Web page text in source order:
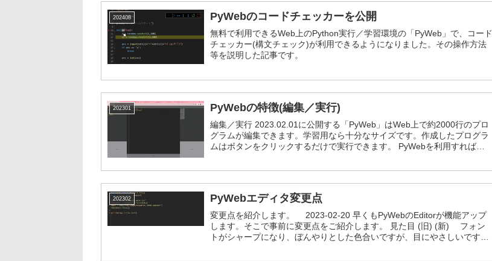
202408 PyWebのコードチェッカーを公開
無料で利用できるWeb上のPython実行／学習環境の「PyWeb」で、コード
チェッカー(構文チェック)が利用できるようになりました。その操作方法
等を説明した記事です。
202301 PyWebの特徴(編集／実行)
編集／実行 2023.02.01に公開する「PyWeb」はWeb上で約2000行のプロ
グラムが編集できます。学習用なら十分なサイズです。作成したプログラ
ムはボタンをクリックするだけで実行できます。 PyWebを利用すれば、
202302 PyWebエディタ変更点
変更点を紹介します。 2023-02-20 早くもPyWebのEditorが機能アップ
します。そこで事前に変更点をご紹介します。 見た目 (旧) (新) フォン
トがシャープになり、ぼんやりとした色合いですが、目にやさしいです。